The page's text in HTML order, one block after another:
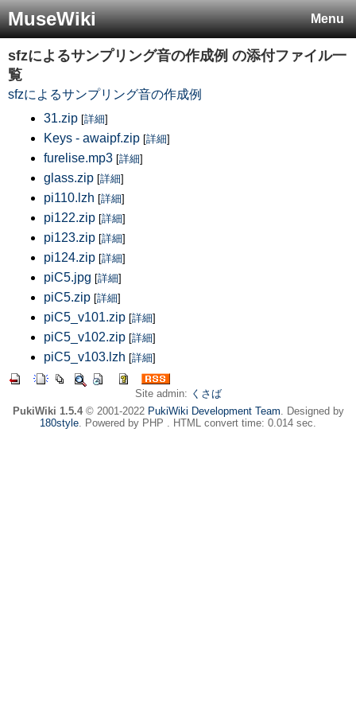
Menu
MuseWiki
sfzによるサンプリング音の作成例 の添付ファイル一
覧
sfzによるサンプリング音の作成例
31.zip [詳細]
Keys - awaipf.zip [詳細]
furelise.mp3 [詳細]
glass.zip [詳細]
pi110.lzh [詳細]
pi122.zip [詳細]
pi123.zip [詳細]
pi124.zip [詳細]
piC5.jpg [詳細]
piC5.zip [詳細]
piC5_v101.zip [詳細]
piC5_v102.zip [詳細]
piC5_v103.lzh [詳細]
Site admin: くさば
PukiWiki 1.5.4© 2001-2022 PukiWiki Development Team. Designed by
180style. Powered by PHP . HTML convert time: 0.014 sec.